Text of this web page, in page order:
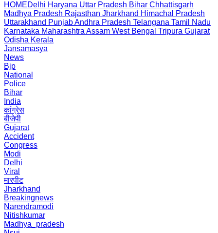
HOMEDelhi Haryana Uttar Pradesh Bihar Chhattisgarh
Madhya Pradesh Rajasthan Jharkhand Himachal Pradesh
Uttarakhand PunjabAndhra Pradesh Telangana Tamil Nadu
Karnataka Maharashtra Assam West Bengal Tripura Gujarat
Odisha Kerala
Jansamasya
News
Bjp
National
Police
Bihar
India
कांग्रेस
बीजेपी
Gujarat
Accident
Congress
Modi
Delhi
Viral
मारपीट
Jharkhand
Breakingnews
Narendramodi
Nitishkumar
Madhya_pradesh